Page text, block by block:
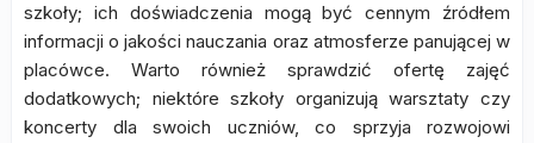
szkoły; ich doświadczenia mogą być cennym źródłem
informacji o jakości nauczania oraz atmosferze panującej w
placówce. Warto również sprawdzić ofertę zajęć
dodatkowych; niektóre szkoły organizują warsztaty czy
koncerty dla swoich uczniów, co sprzyja rozwojowi